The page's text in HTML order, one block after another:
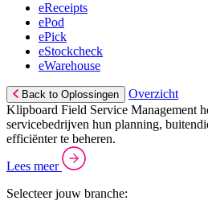
eReceipts
ePod
ePick
eStockcheck
eWarehouse
Back to Oplossingen
Overzicht
Klipboard Field Service Management
servicebedrijven hun planning,
efficiënter te beheren.
Lees meer
Selecteer jouw branche: